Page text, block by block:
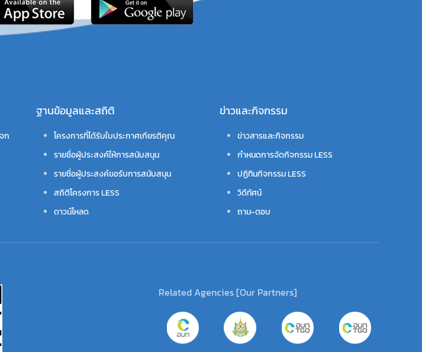
ก
ฐานข้อมูลและสถิติ
โครงการที่ได้รับใบประกาศเกียรติคุณ
รายชื่อผู้ประสงค์ให้การสนับสนุน
รายชื่อผู้ประสงค์ขอรับการสนับสนุน
สถิติโครงการ LESS
ดาวน์โหลด
ข่าวและกิจกรรม
ข่าวสารและกิจกรรม
กำหนดการจัดกิจกรรม LESS
ปฏิทินกิจกรรม LESS
วิดีทัศน์
ถาม-ตอบ
Related Agencies [Our Partners]